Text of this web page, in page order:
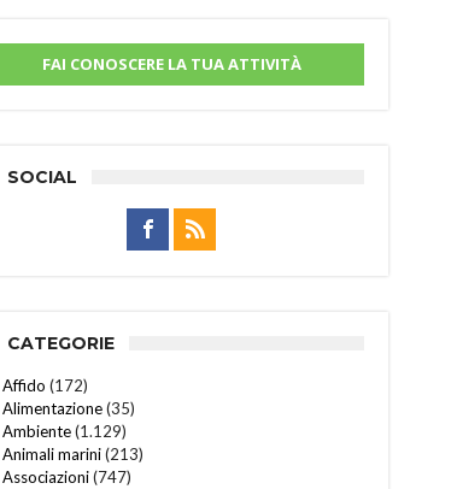
FAI CONOSCERE LA TUA ATTIVITÀ
SOCIAL
CATEGORIE
Affido (172)
Alimentazione(35)
Ambiente(1.129)
Animali marini(213)
Associazioni(747)